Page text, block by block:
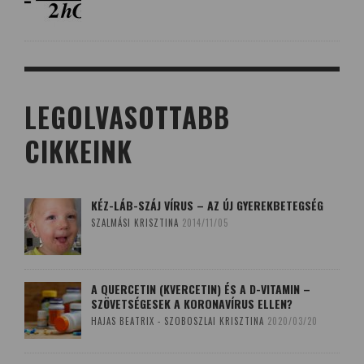
LEGOLVASOTTABB
CIKKEINK
KÉZ-LÁB-SZÁJ VÍRUS – AZ ÚJ GYEREKBETEGSÉG
SZALMÁSI KRISZTINA 2014/11/05
A QUERCETIN (KVERCETIN) ÉS A D-VITAMIN –
SZÖVETSÉGESEK A KORONAVÍRUS ELLEN?
HAJAS BEATRIX - SZOBOSZLAI KRISZTINA 2020/03/20